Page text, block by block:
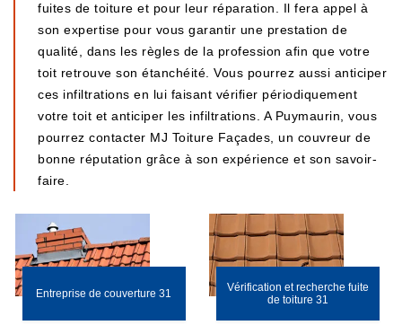
fuites de toiture et pour leur réparation. Il fera appel à
son expertise pour vous garantir une prestation de
qualité, dans les règles de la profession afin que votre
toit retrouve son étanchéité. Vous pourrez aussi anticiper
ces infiltrations en lui faisant vérifier périodiquement
votre toit et anticiper les infiltrations. A Puymaurin, vous
pourrez contacter MJ Toiture Façades, un couvreur de
bonne réputation grâce à son expérience et son savoir-
faire.
Entreprise de couverture 31
Vérification et recherche fuite
de toiture 31